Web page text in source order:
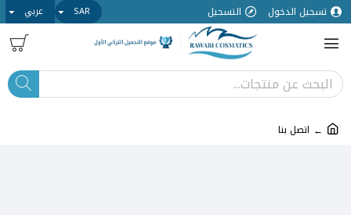
تسجيل الدخول التسجيل SAR عربي
اتصل بنا